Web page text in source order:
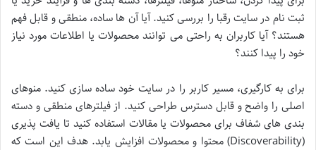
ثبت نام در سایت رقبا را بررسی کنید. آیا آن ها ساده، منطقی و قابل فهم
هستند؟ آیا کاربران به راحتی می توانند محصولات یا اطلاعات مورد نیاز
خود را پیدا کنند؟
برای به کارگیری، مسیر کاربر را در سایت خود ساده سازی کنید. منوهای
اصلی را واضح و قابل دسترس طراحی کنید. از فیلترهای منطقی و دسته
بندی های شفاف برای محصولات یا مقالات استفاده کنید تا یافت پذیری
(Discoverability) محتوا و محصولات افزایش یابد. هدف این است که